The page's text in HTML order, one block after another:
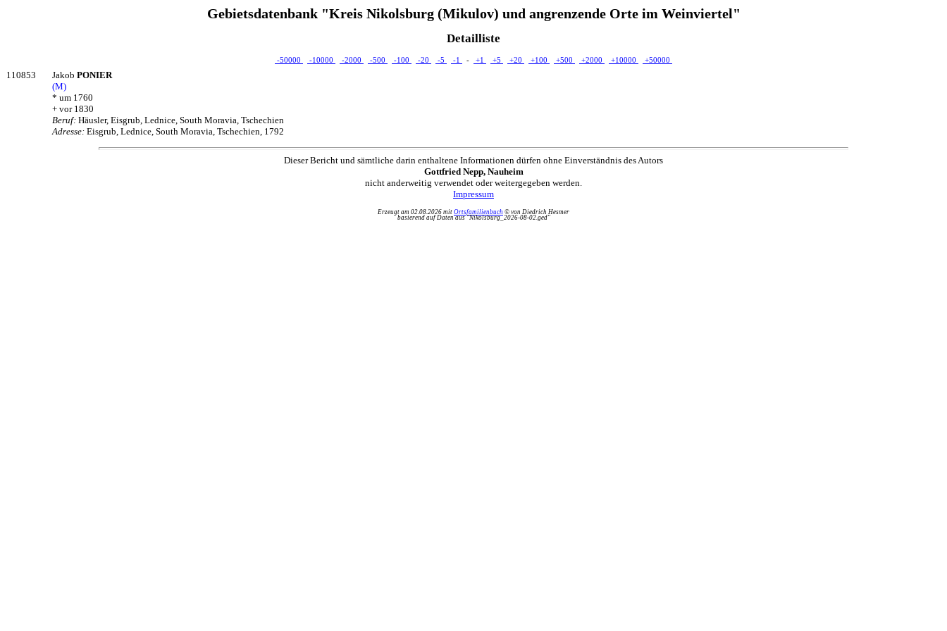
Gebietsdatenbank "Kreis Nikolsburg (Mikulov) und angrenzende Orte im Weinviertel"
Detailliste
-50000 -10000 -2000 -500 -100 -20 -5 -1 - +1 +5 +20 +100 +500 +2000 +10000 +50000
110853 Jakob PONIER
(M)
* um 1760
+ vor 1830
Beruf: Häusler, Eisgrub, Lednice, South Moravia, Tschechien
Adresse: Eisgrub, Lednice, South Moravia, Tschechien, 1792
Dieser Bericht und sämtliche darin enthaltene Informationen dürfen ohne Einverständnis des Autors
Gottfried Nepp, Nauheim
nicht anderweitig verwendet oder weitergegeben werden.
Impressum
Erzeugt am 02.08.2026 mit Ortsfamilienbuch © von Diedrich Hesmer
basierend auf Daten aus "Nikolsburg_2026-08-02.ged"